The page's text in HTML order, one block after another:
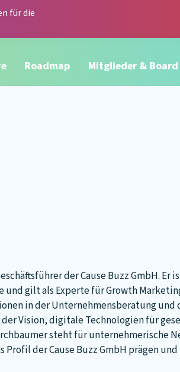
für die
Roadmap Mitglieder & Board
der Cause Buzz GmbH. Er
und gilt als Experte für Growth
in der Unternehmensberatung und
Vision, digitale Technologien für
steht für unternehmerische
Profil der Cause Buzz GmbH prägen